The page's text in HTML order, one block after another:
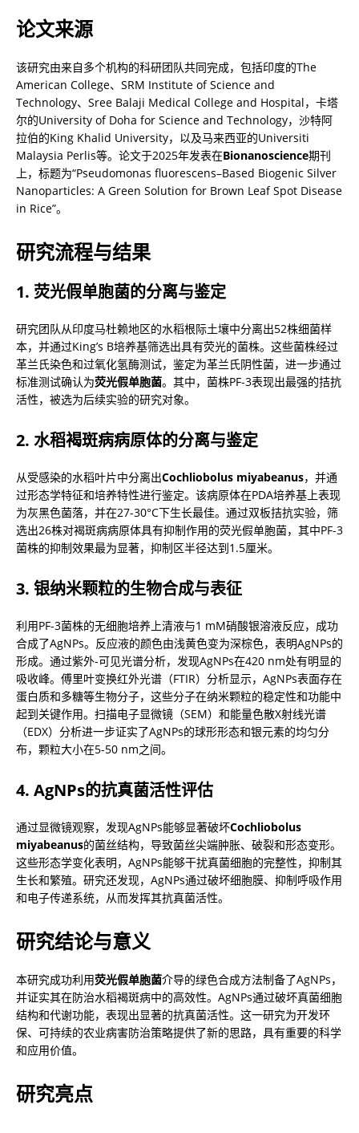
论文来源
该研究由来自多个机构的科研团队共同完成，包括印度的The
American College、SRM Institute of Science and
Technology、Sree Balaji Medical College and Hospital，卡塔
尔的University of Doha for Science and Technology，沙特阿
拉伯的King Khalid University，以及马来西亚的Universiti
Malaysia Perlis等。论文于2025年发表在Bionanoscience期刊
上，标题为“Pseudomonas fluorescens–Based Biogenic Silver
Nanoparticles: A Green Solution for Brown Leaf Spot Disease
in Rice”。
研究流程与结果
1. 荧光假单胞菌的分离与鉴定
研究团队从印度马杜赖地区的水稻根际土壤中分离出52株细菌样
本，并通过King’s B培养基筛选出具有荧光的菌株。这些菌株经过
革兰氏染色和过氧化氢酶测试，鉴定为革兰氏阴性菌，进一步通过
标准测试确认为荧光假单胞菌。其中，菌株PF-3表现出最强的拮抗
活性，被选为后续实验的研究对象。
2. 水稻褐斑病病原体的分离与鉴定
从受感染的水稻叶片中分离出Cochliobolus miyabeanus，并通
过形态学特征和培养特性进行鉴定。该病原体在PDA培养基上表现
为灰黑色菌落，并在27-30°C下生长最佳。通过双板拮抗实验，筛
选出26株对褐斑病病原体具有抑制作用的荧光假单胞菌，其中PF-3
菌株的抑制效果最为显著，抑制区半径达到1.5厘米。
3. 银纳米颗粒的生物合成与表征
利用PF-3菌株的无细胞培养上清液与1 mM硝酸银溶液反应，成功
合成了AgNPs。反应液的颜色由浅黄色变为深棕色，表明AgNPs的
形成。通过紫外-可见光谱分析，发现AgNPs在420 nm处有明显的
吸收峰。傅里叶变换红外光谱（FTIR）分析显示，AgNPs表面存在
蛋白质和多糖等生物分子，这些分子在纳米颗粒的稳定性和功能中
起到关键作用。扫描电子显微镜（SEM）和能量色散X射线光谱
（EDX）分析进一步证实了AgNPs的球形形态和银元素的均匀分
布，颗粒大小在5-50 nm之间。
4. AgNPs的抗真菌活性评估
通过显微镜观察，发现AgNPs能够显著破坏Cochliobolus
miyabeanus的菌丝结构，导致菌丝尖端肿胀、破裂和形态变形。
这些形态学变化表明，AgNPs能够干扰真菌细胞的完整性，抑制其
生长和繁殖。研究还发现，AgNPs通过破坏细胞膜、抑制呼吸作用
和电子传递系统，从而发挥其抗真菌活性。
研究结论与意义
本研究成功利用荧光假单胞菌介导的绿色合成方法制备了AgNPs，
并证实其在防治水稻褐斑病中的高效性。AgNPs通过破坏真菌细胞
结构和代谢功能，表现出显著的抗真菌活性。这一研究为开发环
保、可持续的农业病害防治策略提供了新的思路，具有重要的科学
和应用价值。
研究亮点